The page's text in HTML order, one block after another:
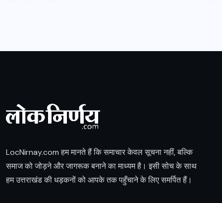
LocNirnay.com हम मानते हैं कि समाचार केवल सूचना नहीं, बल्कि
समाज को जोड़ने और जागरूक बनाने का माध्यम है। इसी सोच के साथ
हम उत्तराखंड की धड़कनों को आपके तक पहुँचाने के लिए समर्पित हैं।